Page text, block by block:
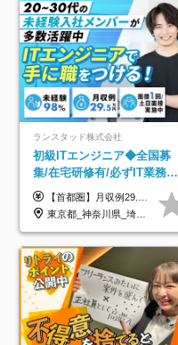
ランスタッド株式会社
初級ITエンジニア◆全国募
集/在宅研修有/必ずIT業務配
属/月収例29.5万円/Web面接
1回/SE
【首都圏】月収例29.5万円（月給26万円＋諸手当） 【東海・関西】月収例28.5万円（月給25万円＋諸手当） 【九州】月収例26万円（月給23万円＋諸手当） ※経験・スキル・前職給与を踏まえ、総合的に判断して決定します。 例：首都圏 月収例31万円（月給27万円＋諸手当） ◆各種手当 ・通勤手当（上限4万円まで） ・残業代手当（1分単位で全額支給） ※固定残業代制は採用しておりません ・深夜勤務手当 ・資格取得支援（ランクに応じてお祝い金1万円～10万円を支給） ◆昇給：年1回 ◆補足 ・研修中1ヶ月間は、時給1670円となります。 ・試用期間6ヶ月あり。その間の待遇に変更はありません。 ※詳細は面接時にご案内します。
東京都_神奈川県_埼玉県_千葉県_大阪府_愛知県_兵庫県_京都府_福岡県